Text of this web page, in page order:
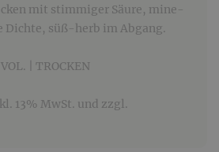
mit stimmiger Säure, mine­
Dichte, süß-herb im Abgang.
| TROCKEN
13% MwSt. und zzgl.